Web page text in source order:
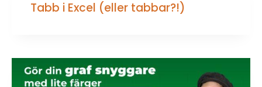
Tabb i Excel (eller tabbar?!)